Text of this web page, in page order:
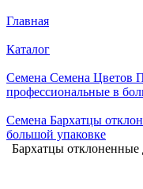
Главная
Каталог
Семена Семена Цветов
профессиональные в
Семена Бархатцы
большой упаковке
Бархатцы